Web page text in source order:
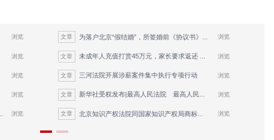
事诉讼法第二百九十一条第一款的规定提起公诉的“台
得及其他涉案财产作出处理。
台独”顽固分子分裂国家、煽动分裂国家犯罪案件，被
有关规定对授权委托进行公证、认证。
委托辩护人的，人民法院应当通知法律援助机构指派
，人民法院应当查明原因。理由正当的，应当准许，